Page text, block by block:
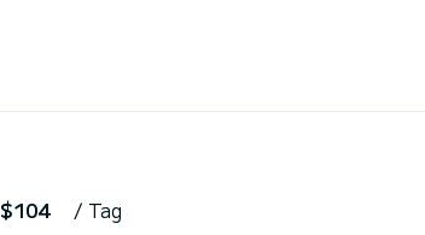
$104 / Tag